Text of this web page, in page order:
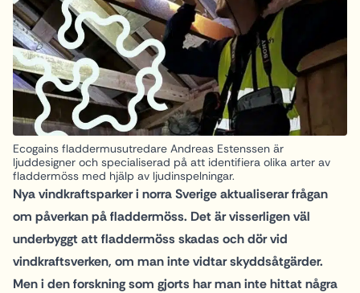
Ecogains fladdermusutredare Andreas Estenssen är
ljuddesigner och specialiserad på att identifiera olika arter av
fladdermöss med hjälp av ljudinspelningar.
Nya vindkraftsparker i norra Sverige aktualiserar frågan
om påverkan på fladdermöss. Det är visserligen väl
underbyggt att fladdermöss skadas och dör vid
vindkraftsverken, om man inte vidtar skyddsåtgärder.
Men i den forskning som gjorts har man inte hittat några